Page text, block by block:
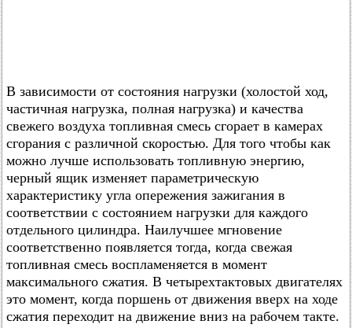
В зависимости от состояния нагрузки (холостой ход,
частичная нагрузка, полная нагрузка) и качества
свежего воздуха топливная смесь сгорает в камерах
сгорания с различной скоростью. Для того чтобы как
можно лучше использовать топливную энергию,
черный ящик изменяет параметрическую
характеристику угла опережения зажигания в
соответствии с состоянием нагрузки для каждого
отдельного цилиндра. Наилучшее мгновение
соответственно появляется тогда, когда свежая
топливная смесь воспламеняется в момент
максимального сжатия. В четырехтактовых двигателях
это момент, когда поршень от движения вверх на ходе
сжатия переходит на движение вниз на рабочем такте.